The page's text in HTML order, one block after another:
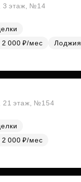
3 этаж, №14
2 000 ₽/мес
Лоджия
21 этаж, №154
2 000 ₽/мес